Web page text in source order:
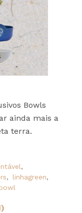
Bowls
ainda mais a
terra.
,
, linhagreen,